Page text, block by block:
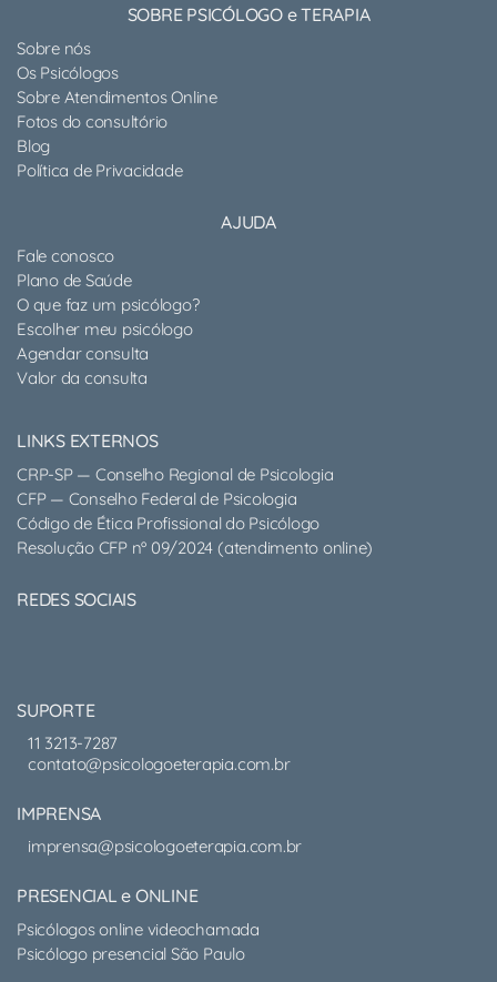
SOBRE PSICÓLOGO e TERAPIA
Sobre nós
Os Psicólogos
Sobre Atendimentos Online
Fotos do consultório
Blog
Política de Privacidade
AJUDA
Fale conosco
Plano de Saúde
O que faz um psicólogo?
Escolher meu psicólogo
Agendar consulta
Valor da consulta
LINKS EXTERNOS
CRP-SP — Conselho Regional de Psicologia
CFP — Conselho Federal de Psicologia
Código de Ética Profissional do Psicólogo
Resolução CFP nº 09/2024 (atendimento online)
REDES SOCIAIS
SUPORTE
11 3213-7287
contato@psicologoeterapia.com.br
IMPRENSA
imprensa@psicologoeterapia.com.br
PRESENCIAL e ONLINE
Psicólogos online videochamada
Psicólogo presencial São Paulo